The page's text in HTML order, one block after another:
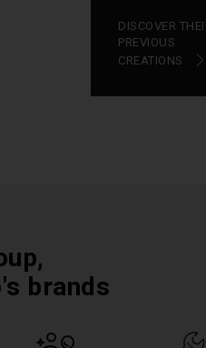
DISCOVER
PREVIOUS
CREATIONS
brands